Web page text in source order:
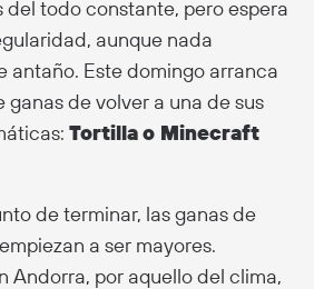
del todo constante, pero espera
aunque nada
antaño. Este domingo arranca
ganas de volver a una de sus
Tortillao Minecraft
de terminar, las ganas de
a ser mayores.
Andorra, por aquello del clima,